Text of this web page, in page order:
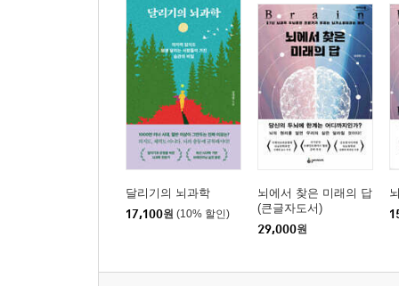
달리기의 뇌과학
17,100원 (10% 할인)
뇌에서 찾은 미래의 답
(큰글자도서)
29,000원